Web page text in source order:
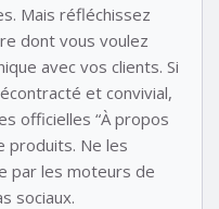
Mais réfléchissez
dont vous voulez
avec vos clients. Si
et convivial,
officielles “À propos
produits. Ne les
par les moteurs de
sociaux.